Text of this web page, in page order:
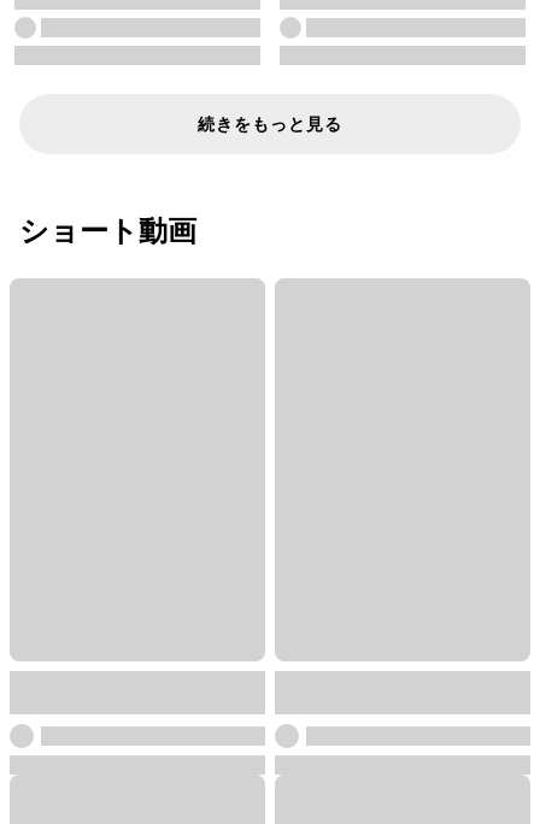
続きをもっと見る
ショート動画